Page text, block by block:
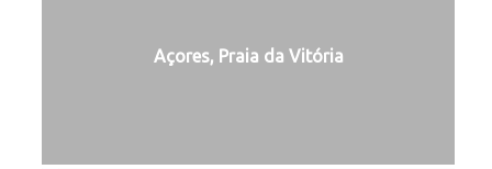
Açores, Praia da Vitória